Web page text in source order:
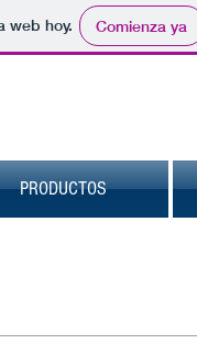
web hoy. Comienza ya
PRODUCTOS